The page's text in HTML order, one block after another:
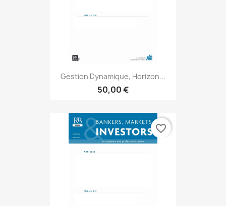
Gestion Dynamique, Horizon...
50,00 €
favorite_border